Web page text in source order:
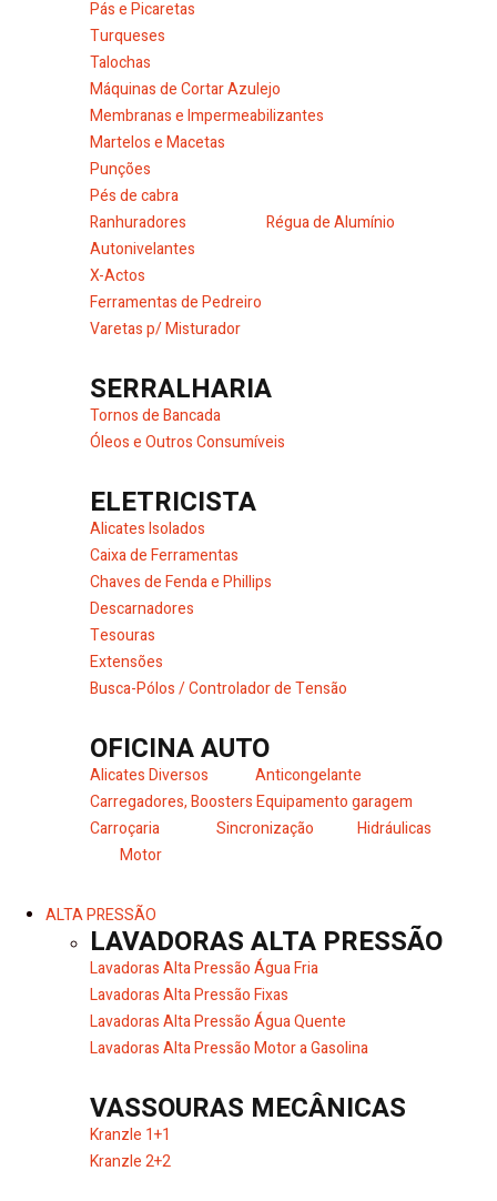
Pás e Picaretas
Turqueses
Talochas
Máquinas de Cortar Azulejo
Membranas e Impermeabilizantes
Martelos e Macetas
Punções
Pés de cabra
Ranhuradores
Régua de Alumínio
Autonivelantes
X-Actos
Ferramentas de Pedreiro
Varetas p/ Misturador
SERRALHARIA
Tornos de Bancada
Óleos e Outros Consumíveis
ELETRICISTA
Alicates Isolados
Caixa de Ferramentas
Chaves de Fenda e Phillips
Descarnadores
Tesouras
Extensões
Busca-Pólos / Controlador de Tensão
OFICINA AUTO
Alicates Diversos
Anticongelante
Carregadores, BoostersEquipamento garagem
Carroçaria
Sincronização
Hidráulicas
Motor
ALTA PRESSÃO
LAVADORAS ALTA PRESSÃO
Lavadoras Alta Pressão Água Fria
Lavadoras Alta Pressão Fixas
Lavadoras Alta Pressão Água Quente
Lavadoras Alta Pressão Motor a Gasolina
VASSOURAS MECÂNICAS
Kranzle 1+1
Kranzle 2+2